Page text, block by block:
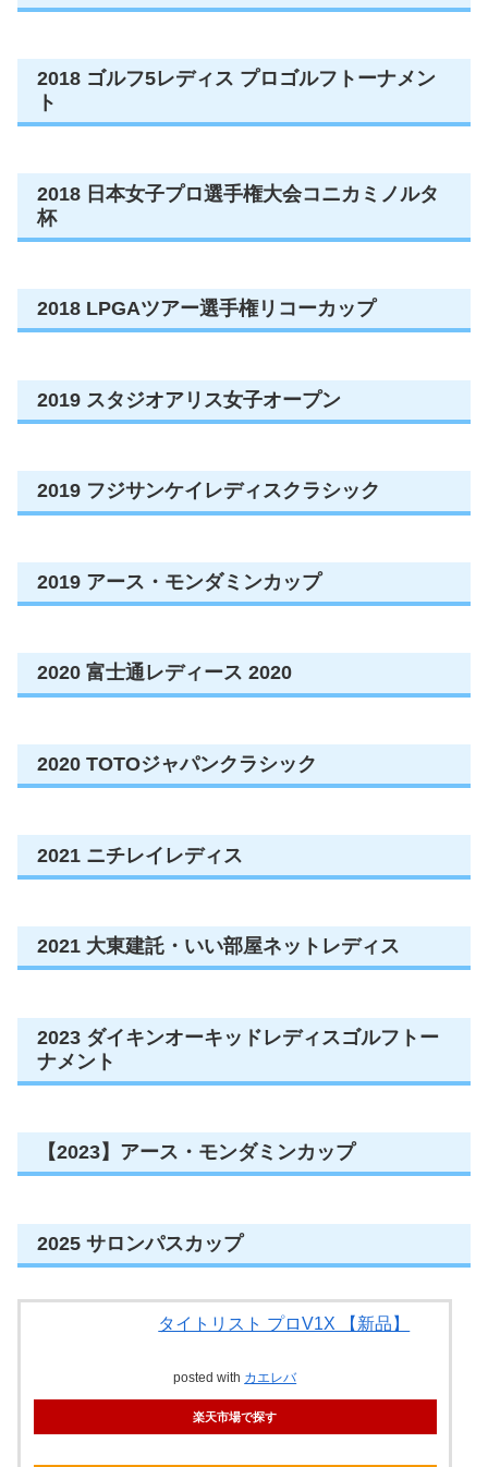
2018 ゴルフ5レディス プロゴルフトーナメン
ト
2018 日本女子プロ選手権大会コニカミノルタ
杯
2018 LPGAツアー選手権リコーカップ
2019 スタジオアリス女子オープン
2019 フジサンケイレディスクラシック
2019 アース・モンダミンカップ
2020 富士通レディース 2020
2020 TOTOジャパンクラシック
2021 ニチレイレディス
2021 大東建託・いい部屋ネットレディス
2023 ダイキンオーキッドレディスゴルフトー
ナメント
【2023】アース・モンダミンカップ
2025 サロンパスカップ
タイトリスト プロV1X 【新品】
posted with カエレバ
楽天市場で探す